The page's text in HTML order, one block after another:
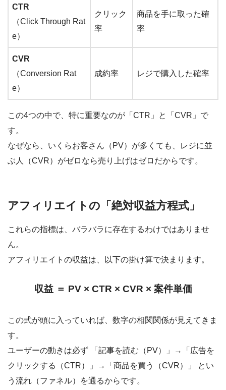
CTR
（Click Through Rat
e）
クリック
率
商品を手に取った確
率
CVR
（Conversion Rat
e）
成約率 レジで購入した確率
この4つの中で、特に重要なのが「CTR」と「CVR」で
す。
なぜなら、いくらお客さん（PV）が多くても、レジに並
ぶ人（CVR）がゼロなら売り上げはゼロだからです。
アフィリエイトの「絶対収益方程式」
これらの指標は、バラバラに存在するわけではありませ
ん。
アフィリエイトの収益は、以下の掛け算で決まります。
収益 ＝ PV× CTR × CVR × 案件単価
この式が頭に入っていれば、数字の相関関係が見えてきま
す。
ユーザーの動きは必ず
「記事を読む（PV）」→「広告を
クリックする（CTR）」→「商品を買う（CVR）」
とい
う流れ（ファネル）を通るからです。